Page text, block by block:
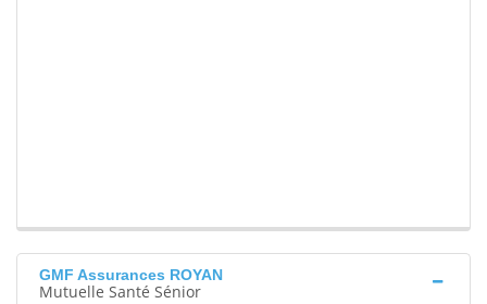
GMF Assurances ROYAN
Mutuelle Santé Sénior